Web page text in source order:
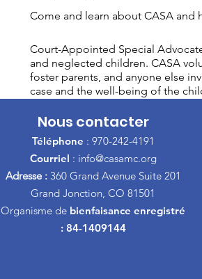
Come and learn about CASA and
Court-Appointed Special
and neglected children. CASA
foster parents, and anyone else
case and the well-being of the
Nous contacter
Téléphone : 970-242-4191
Courriel : info@casamc.org
Adresse :360 Grand Avenue Suite 201
Grand Jonction, CO 81501
Organisme de bienfaisance enregistré
: 84-1409144